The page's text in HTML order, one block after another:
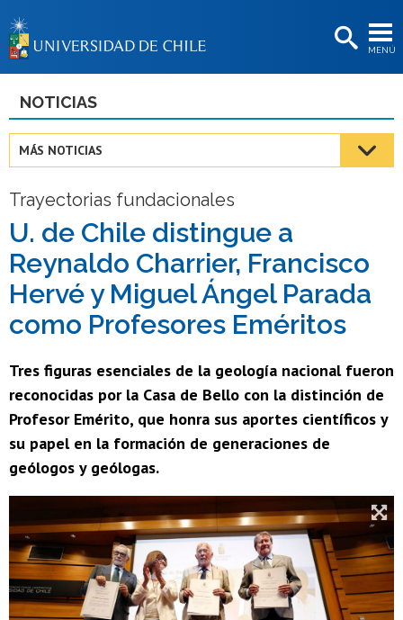
MENÚ
BIBLIOTECAS
Estudiantes
Académicas/os
Funcionarias/os
Egresadas/os
NOTICIAS
MÁS NOTICIAS
Trayectorias fundacionales
U. de Chile distingue a
Reynaldo Charrier, Francisco
Hervé y Miguel Ángel Parada
como Profesores Eméritos
Tres figuras esenciales de la geología nacional fueron
reconocidas por la Casa de Bello con la distinción de
Profesor Emérito, que honra sus aportes científicos y
su papel en la formación de generaciones de
geólogos y geólogas.